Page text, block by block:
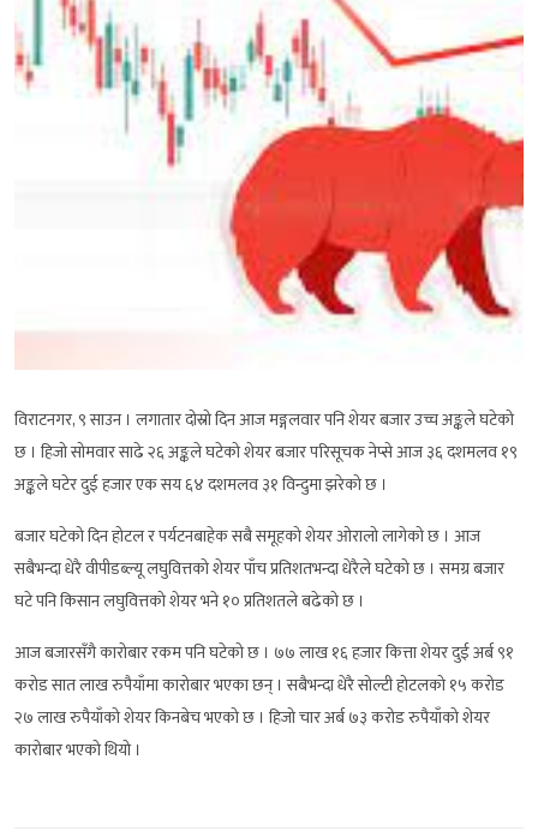
विराटनगर, ९ साउन । लगातार दोस्रो दिन आज मङ्गलवार पनि शेयर बजार उच्च अङ्कले घटेको
छ । हिजो सोमवार साढे २६ अङ्कले घटेको शेयर बजार परिसूचक नेप्से आज ३६ दशमलव १९
अङ्कले घटेर दुई हजार एक सय ६४ दशमलव ३१ विन्दुमा झरेको छ ।
बजार घटेको दिन होटल र पर्यटनबाहेक सबै समूहको शेयर ओरालो लागेको छ । आज
सबैभन्दा धेरै वीपीडब्ल्यू लघुवित्तको शेयर पाँच प्रतिशतभन्दा धेरैले घटेको छ । समग्र बजार
घटे पनि किसान लघुवित्तको शेयर भने १० प्रतिशतले बढेको छ ।
आज बजारसँगै कारोबार रकम पनि घटेको छ । ७७ लाख १६ हजार कित्ता शेयर दुई अर्ब ९१
करोड सात लाख रुपैयाँमा कारोबार भएका छन् । सबैभन्दा धेरै सोल्टी होटलको १५ करोड
२७ लाख रुपैयाँको शेयर किनबेच भएको छ । हिजो चार अर्ब ७३ करोड रुपैयाँको शेयर
कारोबार भएको थियो ।